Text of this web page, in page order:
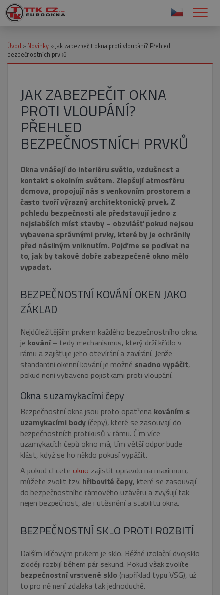
Úvod » Novinky »Jak zabezpečit okna proti vloupání? Přehled
bezpečnostních prvků
JAK ZABEZPEČIT OKNA
PROTI VLOUPÁNÍ?
PŘEHLED
BEZPEČNOSTNÍCH PRVKŮ
Okna vnášejí do interiéru světlo, vzdušnost a
kontakt s okolním světem. Zlepšují atmosféru
domova, propojují nás s venkovním prostorem a
často tvoří výrazný architektonický prvek. Z
pohledu bezpečnosti ale představují jedno z
nejslabších míst stavby – obzvlášť pokud nejsou
vybavena správnými prvky, které by je ochránily
před násilným vniknutím. Pojďme se podívat na
to, jak by takové dobře zabezpečené okno mělo
vypadat.
BEZPEČNOSTNÍ KOVÁNÍ OKEN JAKO
ZÁKLAD
Nejdůležitějším prvkem každého bezpečnostního okna
je kování– tedy mechanismus, který drží křídlo v
rámu a zajišťuje jeho otevírání a zavírání. Jenže
standardní okenní kování je možné snadno vypáčit,
pokud není vybaveno pojistkami proti vloupání.
Okna s uzamykacími čepy
Bezpečnostní okna jsou proto opatřena kováním s
uzamykacími body (čepy), které se zasouvají do
bezpečnostních protikusů v rámu. Čím více
uzamykacích čepů okno má, tím větší odpor bude
klást, když se ho někdo pokusí vypáčit.
A pokud chcete okno zajistit opravdu na maximum,
můžete zvolit tzv. hřibovité čepy, které se zasouvají
do bezpečnostního rámového uzávěru a zvyšují tak
nejen bezpečnost, ale i utěsnění a stabilitu okna.
BEZPEČNOSTNÍ SKLO PROTI ROZBITÍ
Dalším klíčovým prvkem je sklo. Běžné izolační dvojsklo
zloději rozbijí během pár sekund. Pokud však zvolíte
bezpečnostní vrstvené sklo (například typu VSG), už
to pro ně není zdaleka tak jednoduché.